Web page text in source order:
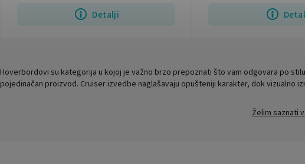
Detalji
Hoverbordovi su kategorija u kojoj je važno brzo prepoznati što vam odgovara po
pojedinačan proizvod. Cruiser izvedbe naglašavaju opušteniji karakter, dok vizualno
Želim saznati